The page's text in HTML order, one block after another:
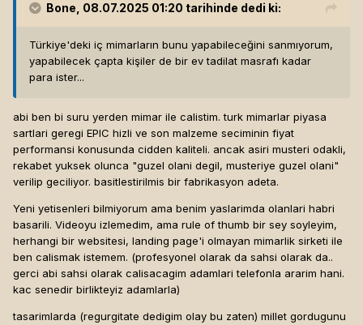
Bone , 08.07.2025 01:20 tarihinde dedi ki:
Türkiye'deki iç mimarların bunu yapabileceğini sanmıyorum,
yapabilecek çapta kişiler de bir ev tadilat masrafı kadar
para ister...
abi ben bi suru yerden mimar ile calistim. turk mimarlar piyasa
sartlari geregi EPIC hizli ve son malzeme seciminin fiyat
performansi konusunda cidden kaliteli. ancak asiri musteri odakli,
rekabet yuksek olunca "guzel olani degil, musteriye guzel olani"
verilip geciliyor. basitlestirilmis bir fabrikasyon adeta.
Yeni yetisenleri bilmiyorum ama benim yaslarimda olanlari habri
basarili. Videoyu izlemedim, ama rule of thumb bir sey soyleyim,
herhangi bir websitesi, landing page'i olmayan mimarlik sirketi ile
ben calismak istemem. (profesyonel olarak da sahsi olarak da..
gerci abi sahsi olarak calisacagim adamlari telefonla ararim hani.
kac senedir birlikteyiz adamlarla)
tasarimlarda (regurgitate dedigim olay bu zaten) millet gordugunu